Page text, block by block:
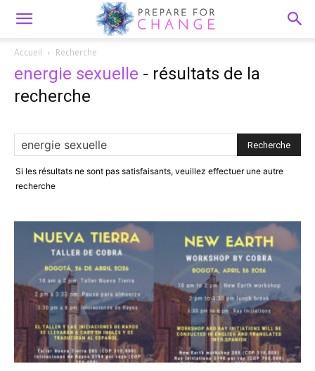
Accueil Recherche
energie sexuelle - résultats de la
recherche
Si les résultats ne sont pas satisfaisants, veuillez effectuer une autre
recherche